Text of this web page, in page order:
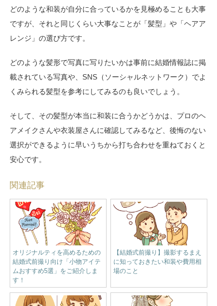
どのような和装が自分に合っているかを見極めることも大事
ですが、それと同じくらい大事なことが「髪型」や「ヘアア
レンジ」の選び方です。
どのような髪形で写真に写りたいかは事前に結婚情報誌に掲
載されている写真や、SNS（ソーシャルネットワーク）でよ
くみられる髪型を参考にしてみるのも良いでしょう。
そして、その髪型が本当に和装に合うかどうかは、プロのヘ
アメイクさんや衣装屋さんに確認してみるなど、後悔のない
選択ができるように早いうちから打ち合わせを重ねておくと
安心です。
関連記事
オリジナルティを高めるための
結婚式前撮り向け「小物アイテ
ムおすすめ5選」をご紹介しま
す！
【結婚式前撮り】撮影するまえ
に知っておきたい和装や費用相
場のこと